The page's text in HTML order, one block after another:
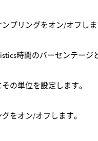
プリングをオン/オフしま
時間のパーセンテージ
の単位を設定します。
をオン/オフします。